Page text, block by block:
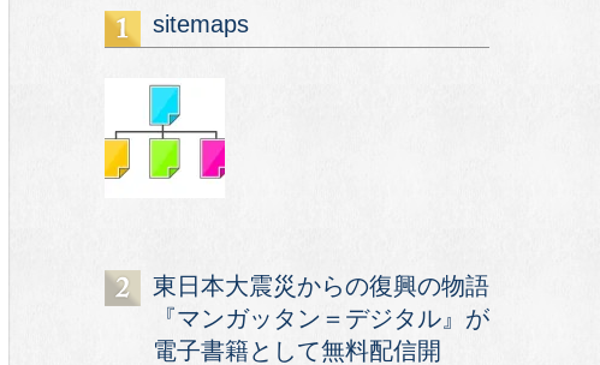
sitemaps
東日本大震災からの復興の物語
『マンガッタン＝デジタル』が
電子書籍として無料配信開